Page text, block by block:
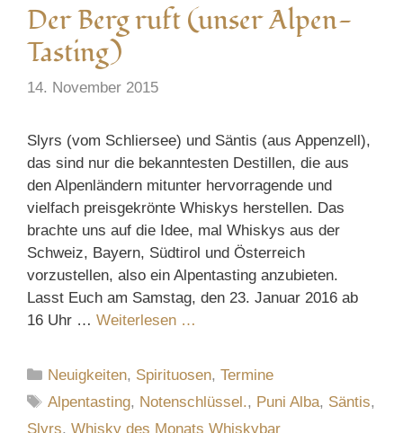
Der Berg ruft (unser Alpen-
Tasting)
14. November 2015
Slyrs (vom Schliersee) und Säntis (aus Appenzell),
das sind nur die bekanntesten Destillen, die aus
den Alpenländern mitunter hervorragende und
vielfach preisgekrönte Whiskys herstellen. Das
brachte uns auf die Idee, mal Whiskys aus der
Schweiz, Bayern, Südtirol und Österreich
vorzustellen, also ein Alpentasting anzubieten.
Lasst Euch am Samstag, den 23. Januar 2016 ab
16 Uhr … Weiterlesen …
Kategorien
Neuigkeiten, Spirituosen,Termine
Schlagwörter
Alpentasting, Notenschlüssel., Puni Alba, Säntis,
Slyrs, Whisky des Monats Whiskybar